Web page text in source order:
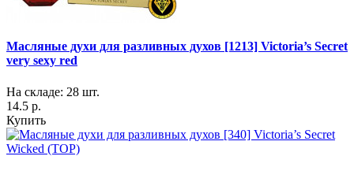
Масляные духи для разливных духов [1213] Victoria’s Secret
very sexy red
На складе: 28 шт.
14.5 р.
Купить